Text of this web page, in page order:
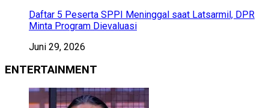
Daftar 5 Peserta SPPI Meninggal saat Latsarmil, DPR
Minta Program Dievaluasi
Juni 29, 2026
ENTERTAINMENT